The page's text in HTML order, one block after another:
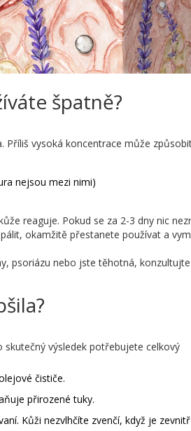
špatně?
Příliš vysoká koncentrace může
nejsou mezi nimi)
reaguje. Pokud se za 2-3 dny nic
okamžitě přestanete používat a
psoriázu nebo jste těhotná, konzultujte
výsledek potřebujete celkový
čističe.
přirozené tuky.
Kůži nezvlhčíte zvenčí, když je zevnitř